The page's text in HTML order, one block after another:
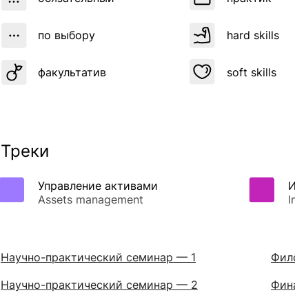
по выбору
факультатив
hard skills
soft skills
Треки
Управление активами
Assets management
Научно-практический семинар — 1
Научно-практический семинар — 2